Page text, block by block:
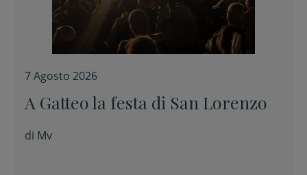
7 Agosto 2026
A Gatteo la festa di San Lorenzo
di Mv